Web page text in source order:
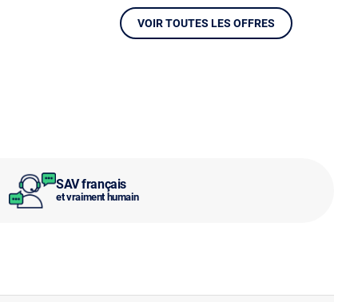
SAV français
et vraiment humain
VOIR TOUTES LES OFFRES